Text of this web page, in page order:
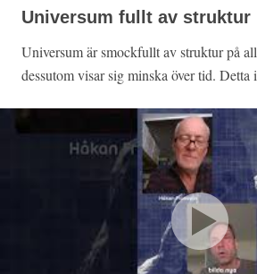
Universum fullt av struktur
Universum är smockfullt av struktur på
dessutom visar sig minska över tid. Detta